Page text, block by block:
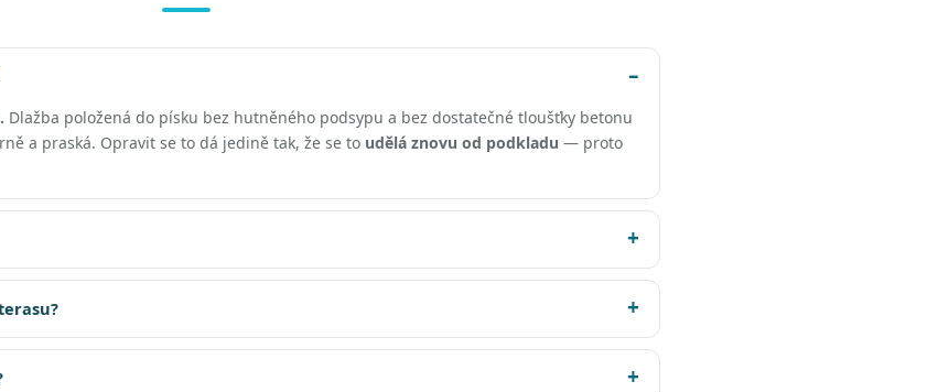
Dlažba položená do písku bez hutněného podsypu a bez dostatečné tloušťky betonu
a praská. Opravit se to dá jedině tak, že se to udělá znovu od podkladu — proto